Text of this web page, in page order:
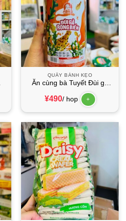
QUẦY BÁNH KẸO
Ăn cùng bà Tuyết Đùi gà
rong biển HŨ 750ml*24H
¥490/ hop +